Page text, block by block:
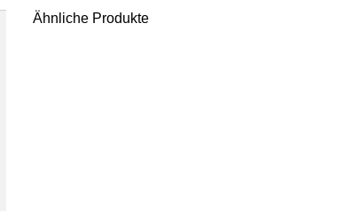
Ähnliche Produkte